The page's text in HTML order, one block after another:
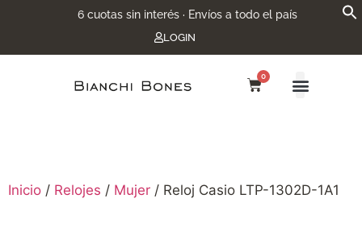
6 cuotas sin interés · Envíos a todo el país
LOGIN
0
Inicio / Relojes / Mujer / Reloj Casio LTP-1302D-1A1